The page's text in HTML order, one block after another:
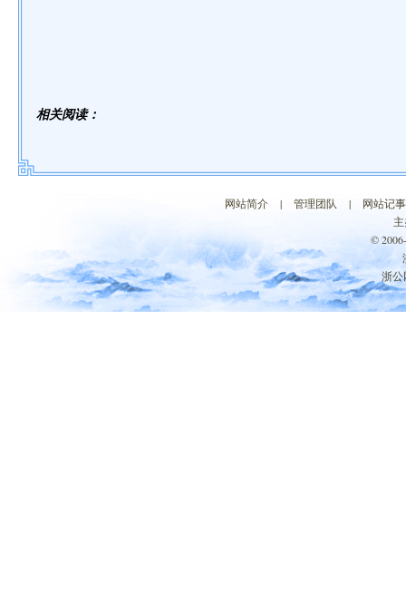
相关阅读：
网站简介 | 管理团队 |
网站记事
©
浙公